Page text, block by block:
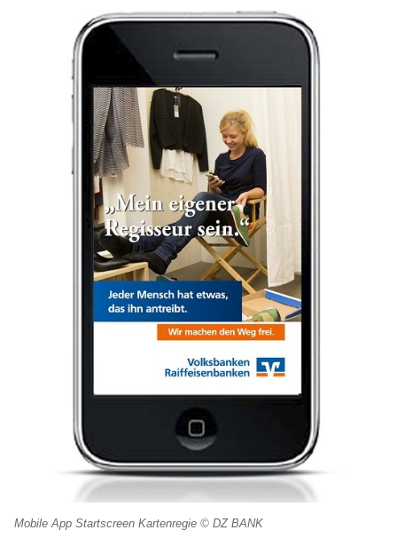
Mobile App Startscreen Kartenregie © DZ BANK